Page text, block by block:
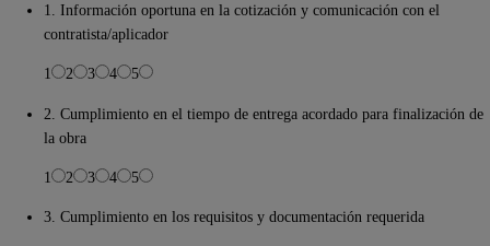
1. Información oportuna en la cotización y comunicación con el
contratista/aplicador
1 2 3 4 5
2. Cumplimiento en el tiempo de entrega acordado para finalización de
la obra
1 2 3 4 5
3. Cumplimiento en los requisitos y documentación requerida